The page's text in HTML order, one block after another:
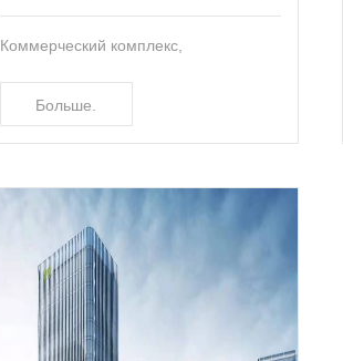
Коммерческий комплекс,
Больше.